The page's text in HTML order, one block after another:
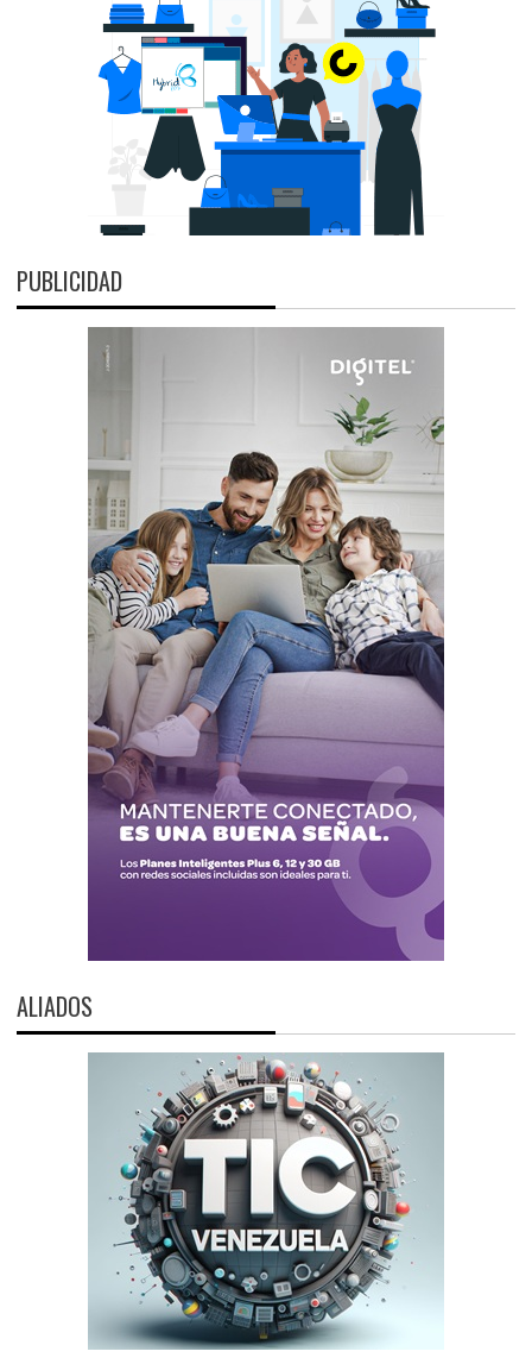
PUBLICIDAD
ALIADOS